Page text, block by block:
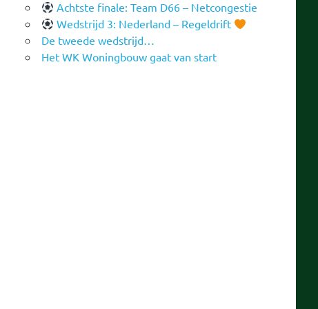
Achtste finale: Team D66 – Netcongestie
Wedstrijd 3: Nederland – Regeldrift
De tweede wedstrijd…
Het WK Woningbouw gaat van start